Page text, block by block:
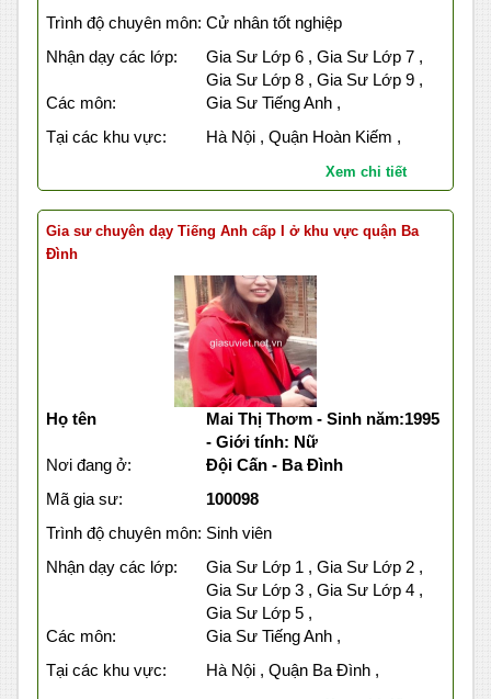
Trình độ chuyên môn: Cử nhân tốt nghiệp
Nhận dạy các lớp:
Gia Sư Lớp 6 , Gia Sư Lớp 7 ,
Gia Sư Lớp 8 , Gia Sư Lớp 9 ,
Các môn:
Gia Sư Tiếng Anh ,
Tại các khu vực:
Hà Nội , Quận Hoàn Kiếm ,
Xem chi tiết
Gia sư chuyên dạy Tiếng Anh cấp I ở khu vực quận Ba
Đình
Họ tên
Mai Thị Thơm - Sinh năm:1995
- Giới tính: Nữ
Nơi đang ở:
Đội Cấn - Ba Đình
Mã gia sư:
100098
Trình độ chuyên môn: Sinh viên
Nhận dạy các lớp:
Gia Sư Lớp 1 , Gia Sư Lớp 2 ,
Gia Sư Lớp 3 , Gia Sư Lớp 4 ,
Gia Sư Lớp 5 ,
Các môn:
Gia Sư Tiếng Anh ,
Tại các khu vực:
Hà Nội , Quận Ba Đình ,